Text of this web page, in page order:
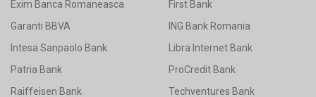
Exim Banca Romaneasca
First Bank
Garanti BBVA
ING Bank Romania
Intesa Sanpaolo Bank
Libra Internet Bank
Patria Bank
ProCredit Bank
Raiffeisen Bank
Techventures Bank